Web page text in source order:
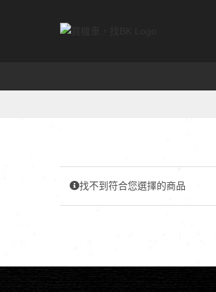
找不到符合您選擇的商品